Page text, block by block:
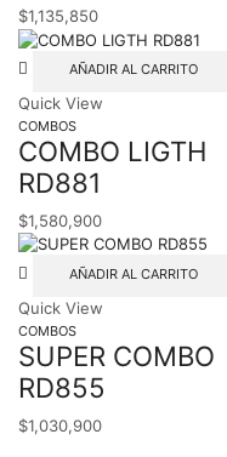
$1,135,850
AÑADIR AL CARRITO
Quick View
COMBOS
COMBO LIGTH
RD881
$1,580,900
AÑADIR AL CARRITO
Quick View
COMBOS
SUPER COMBO
RD855
$1,030,900